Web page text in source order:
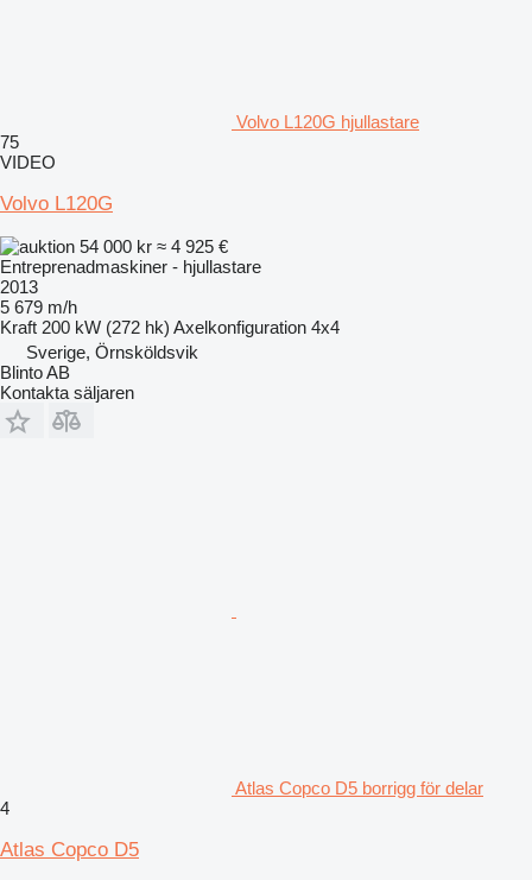
Volvo L120G hjullastare
75
VIDEO
Volvo L120G
54 000 kr ≈ 4 925 €
Entreprenadmaskiner - hjullastare
2013
5 679 m/h
Kraft 200 kW (272 hk) Axelkonfiguration 4x4
Sverige, Örnsköldsvik
Blinto AB
Kontakta säljaren
Atlas Copco D5 borrigg för delar
4
Atlas Copco D5